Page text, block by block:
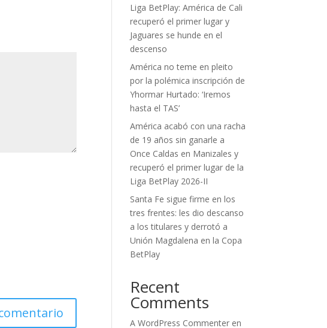
Liga BetPlay: América de Cali
recuperó el primer lugar y
Jaguares se hunde en el
descenso
América no teme en pleito
por la polémica inscripción de
Yhormar Hurtado: ‘Iremos
hasta el TAS’
América acabó con una racha
de 19 años sin ganarle a
Once Caldas en Manizales y
recuperó el primer lugar de la
Liga BetPlay 2026-II
Santa Fe sigue firme en los
tres frentes: les dio descanso
a los titulares y derrotó a
Unión Magdalena en la Copa
BetPlay
Recent
Comments
A WordPress Commenter en